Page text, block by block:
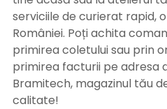
serviciile de curierat rapid,
României. Poți achita
primirea coletului sau prin
primirea facturii pe adresa
Bramitech, magazinul tău
calitate!